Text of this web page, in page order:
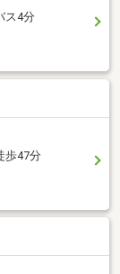
ス4分
歩47分